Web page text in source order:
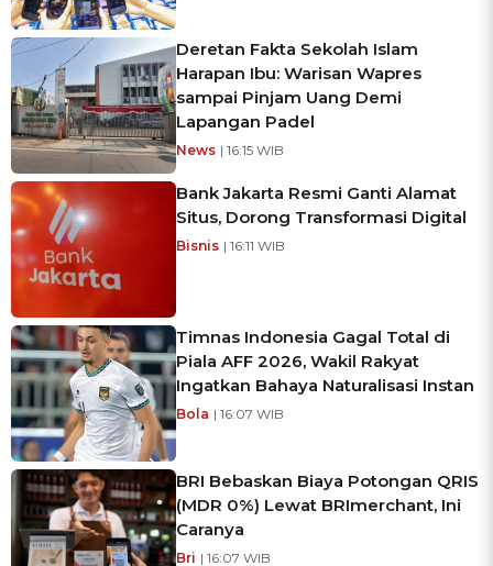
Deretan Fakta Sekolah Islam
Harapan Ibu: Warisan Wapres
sampai Pinjam Uang Demi
Lapangan Padel
News | 16:15 WIB
Bank Jakarta Resmi Ganti Alamat
Situs, Dorong Transformasi Digital
Bisnis | 16:11 WIB
Timnas Indonesia Gagal Total di
Piala AFF 2026, Wakil Rakyat
Ingatkan Bahaya Naturalisasi Instan
Bola | 16:07 WIB
BRI Bebaskan Biaya Potongan QRIS
(MDR 0%) Lewat BRImerchant, Ini
Caranya
Bri | 16:07 WIB